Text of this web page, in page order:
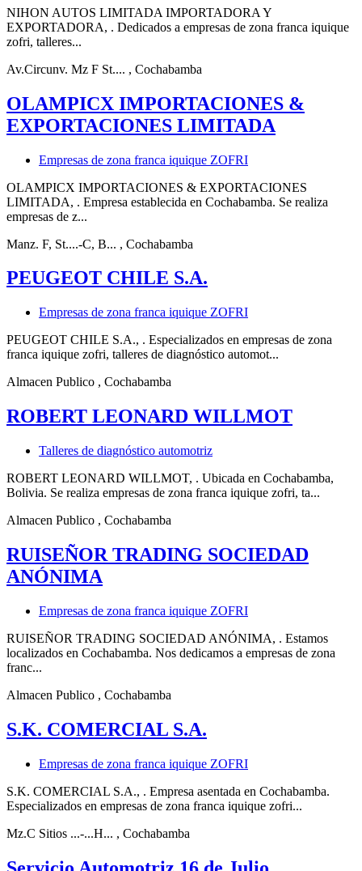
NIHON AUTOS LIMITADA IMPORTADORA Y
EXPORTADORA, . Dedicados a empresas de zona franca iquique
zofri, talleres...
Av.Circunv. Mz F St.... , Cochabamba
OLAMPICX IMPORTACIONES &
EXPORTACIONES LIMITADA
Empresas de zona franca iquique ZOFRI
OLAMPICX IMPORTACIONES & EXPORTACIONES
LIMITADA, . Empresa establecida en Cochabamba. Se realiza
empresas de z...
Manz. F, St....-C, B... , Cochabamba
PEUGEOT CHILE S.A.
Empresas de zona franca iquique ZOFRI
PEUGEOT CHILE S.A., . Especializados en empresas de zona
franca iquique zofri, talleres de diagnóstico automot...
Almacen Publico , Cochabamba
ROBERT LEONARD WILLMOT
Talleres de diagnóstico automotriz
ROBERT LEONARD WILLMOT, . Ubicada en Cochabamba,
Bolivia. Se realiza empresas de zona franca iquique zofri, ta...
Almacen Publico , Cochabamba
RUISEÑOR TRADING SOCIEDAD
ANÓNIMA
Empresas de zona franca iquique ZOFRI
RUISEÑOR TRADING SOCIEDAD ANÓNIMA, . Estamos
localizados en Cochabamba. Nos dedicamos a empresas de zona
franc...
Almacen Publico , Cochabamba
S.K. COMERCIAL S.A.
Empresas de zona franca iquique ZOFRI
S.K. COMERCIAL S.A., . Empresa asentada en Cochabamba.
Especializados en empresas de zona franca iquique zofri...
Mz.C Sitios ...-...H... , Cochabamba